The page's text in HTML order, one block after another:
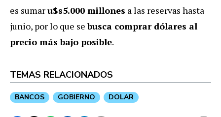
es sumaru$s5.000 millones a las reservas hasta
junio, por lo que sebusca comprar dólares al
precio más bajo posible.
TEMAS RELACIONADOS
BANCOS GOBIERNO DOLAR